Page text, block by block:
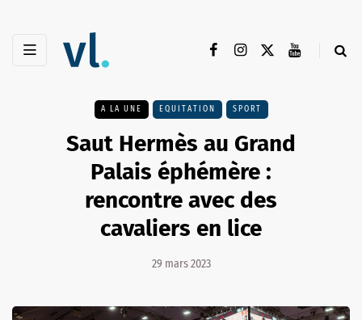
A LA UNE EQUITATION SPORT
Saut Hermès au Grand
Palais éphémère :
rencontre avec des
cavaliers en lice
29 mars 2023